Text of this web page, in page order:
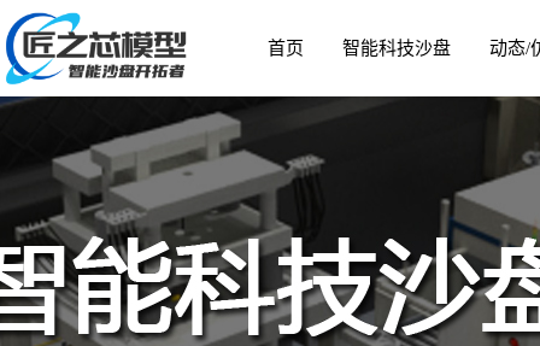
首页 智能科技沙盘 动态/